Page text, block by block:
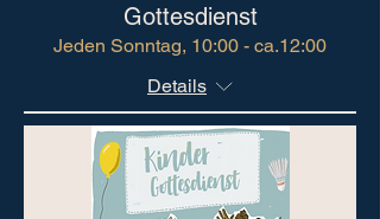
Gottesdienst
Jeden Sonntag, 10:00 - ca.12:00
Details